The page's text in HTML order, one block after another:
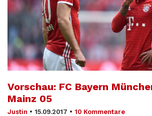
Vorschau: FC Bayern
Mainz 05
Justin • 15.09.2017 • 10 Kommentare